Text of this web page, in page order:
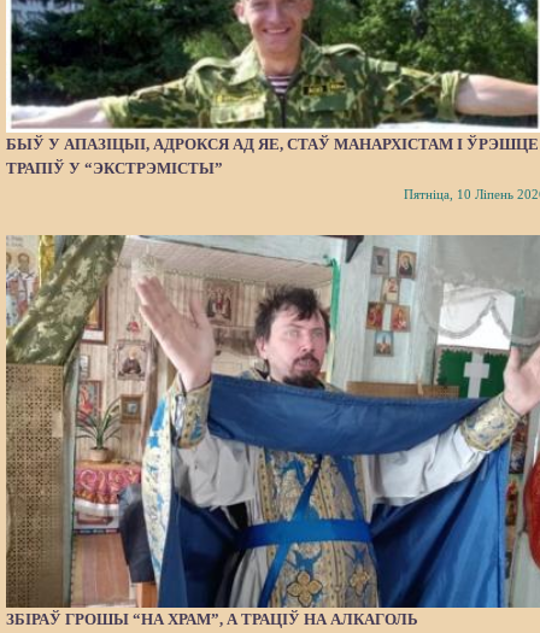
БЫЎ У АПАЗІЦЫІ, АДРОКСЯ АД ЯЕ, СТАЎ МАНАРХІСТАМ І ЎРЭШЦЕ
ТРАПІЎ У “ЭКСТРЭМІСТЫ”
Пятніца, 10 Ліпень
ЗБІРАЎ ГРОШЫ “НА ХРАМ”, А ТРАЦІЎ НА АЛКАГОЛЬ